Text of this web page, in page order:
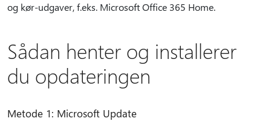
og kør-udgaver, f.eks. Microsoft Office 365 Home.
Sådan henter og installerer
du opdateringen
Metode 1: Microsoft Update